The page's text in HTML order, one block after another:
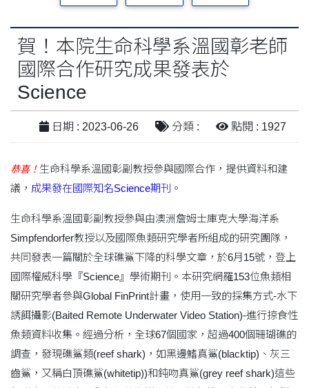
賀！本院生命科學系溫國彰老師
國際合作研究成果發表於
Science
日期 : 2023-06-26 分類 : 點閱 : 1927
恭喜！ 生命科學系溫國彰副教授參與國際合作，提供資料和建
議， 成果發在國際知名Science期刊 。
生命科學系溫國彰副教授參與由澳洲詹姆士庫克大學海洋系
Simpfendorfer教授以及國際魚類研究學者所組成的研究團隊，
共同發表一篇關於全球礁鯊下降的科學文章，於6月15號，登上
國際權威科學『Science』學術期刊。本研究網羅153位魚類相
關研究學者參與Global FinPrint計畫，使用一致的採集方式-水下
誘餌攝影(Baited Remote Underwater Video Station)-進行掠食性
魚類資料收集。經過分析，全球67個國家，超過400個珊瑚礁的
調查，發現礁鯊類(reef shark)，如黑邊鰭真鯊(blacktip)、灰三
齒鯊，又稱白頂礁鯊(whitetip))和鈍吻真鯊(grey reef shark)這些